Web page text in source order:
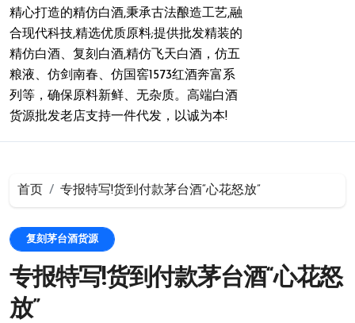
精心打造的精仿白酒,秉承古法酿造工艺,融
合现代科技,精选优质原料;提供批发精装的
精仿白酒、复刻白酒,精仿飞天白酒，仿五
粮液、仿剑南春、仿国窖1573红酒奔富系
列等，确保原料新鲜、无杂质。高端白酒
货源批发老店支持一件代发，以诚为本!
首页 专报特写!货到付款茅台酒“心花怒放”
复刻茅台酒货源
专报特写!货到付款茅台酒“心花怒
放”